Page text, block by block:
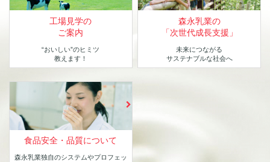
工場見学の
ご案内
“おいしい”のヒミツ
教えます！
森永乳業の
「次世代成長支援」
未来につながる
サステナブルな社会へ
食品安全・品質について
森永乳業独自のシステムやプロフェッ